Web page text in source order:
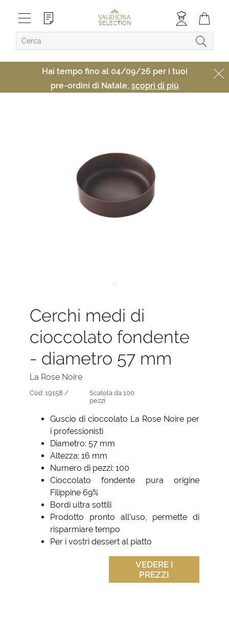
Hai tempo fino al 04/09/26 per i tuoi
pre-ordini di Natale, scopri di più
Cerchi medi di
cioccolato fondente
- diametro 57 mm
La Rose Noire
Cod: 19158 /
Scatola da 100
pezzi
Guscio di cioccolato La Rose Noire per
i professionisti
Diametro: 57 mm
Altezza: 16 mm
Numero di pezzi: 100
Cioccolato fondente pura origine
Filippine 69%
Bordi ultra sottili
Prodotto pronto all'uso, permette di
risparmiare tempo
Per i vostri dessert al piatto
VEDERE I
PREZZI